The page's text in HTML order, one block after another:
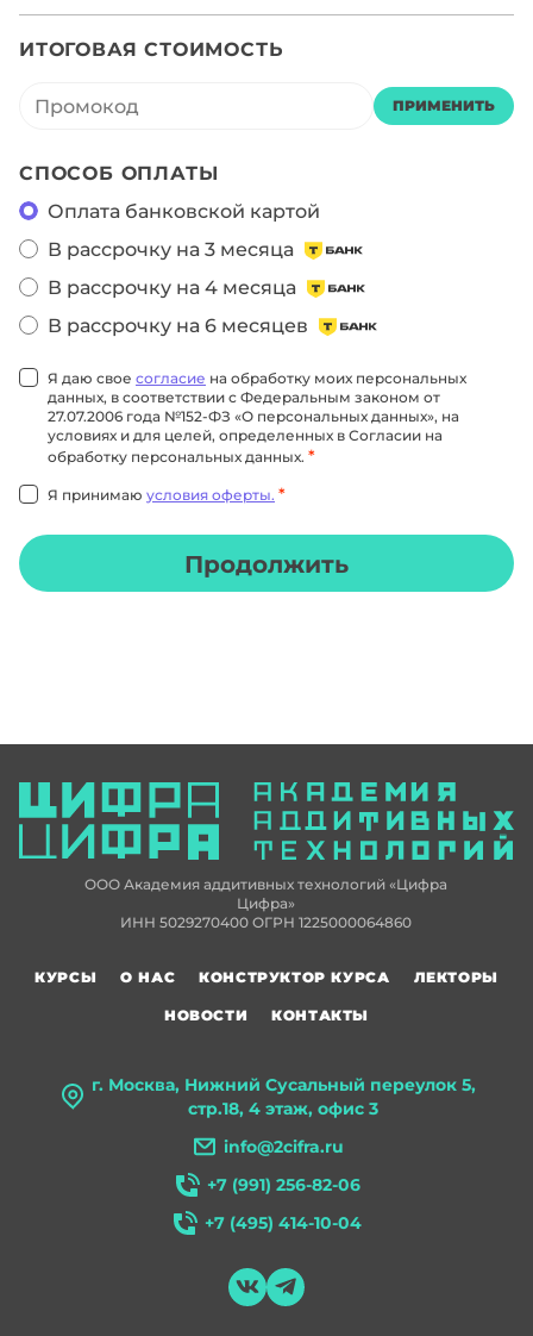
ИТОГОВАЯ СТОИМОСТЬ
ПРИМЕНИТЬ
СПОСОБ ОПЛАТЫ
Оплата банковской картой
В рассрочку на 3 месяца
В рассрочку на 4 месяца
В рассрочку на 6 месяцев
Я даю свое согласие на обработку моих персональных
данных, в соответствии с Федеральным законом от
27.07.2006 года №152-ФЗ «О персональных данных», на
условиях и для целей, определенных в Согласии на
обработку персональных данных. *
Я принимаю условия оферты. *
Продолжить
ООО Академия аддитивных технологий «Цифра
Цифра»
ИНН 5029270400 ОГРН 1225000064860
г. Москва, Нижний Сусальный переулок 5,
стр.18, 4 этаж, офис 3
info@2cifra.ru
+7 (991) 256-82-06
+7 (495) 414-10-04
КУРСЫ О НАС КОНСТРУКТОР КУРСА
ЛЕКТОРЫ
НОВОСТИ
КОНТАКТЫ